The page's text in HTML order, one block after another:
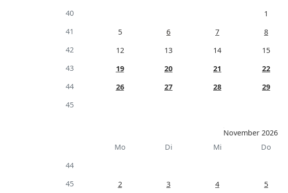
40
1
41
5 6 7 8
42
12 13 14 15
43
19 20 21 22
44
26 27 28 29
45
November 2026
Mo
Di Mi Do
44
45
2 3 4 5